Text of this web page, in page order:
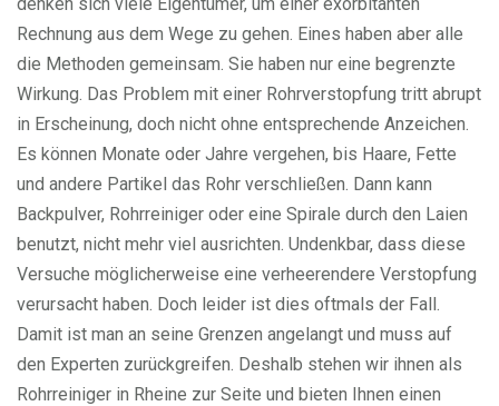
Rechnung aus dem Wege zu gehen. Eines haben aber alle
die Methoden gemeinsam. Sie haben nur eine begrenzte
Wirkung. Das Problem mit einer Rohrverstopfung tritt abrupt
in Erscheinung, doch nicht ohne entsprechende Anzeichen.
Es können Monate oder Jahre vergehen, bis Haare, Fette
und andere Partikel das Rohr verschließen. Dann kann
Backpulver, Rohrreiniger oder eine Spirale durch den Laien
benutzt, nicht mehr viel ausrichten. Undenkbar, dass diese
Versuche möglicherweise eine verheerendere Verstopfung
verursacht haben. Doch leider ist dies oftmals der Fall.
Damit ist man an seine Grenzen angelangt und muss auf
den Experten zurückgreifen. Deshalb stehen wir ihnen als
Rohrreiniger in Rheine zur Seite und bieten Ihnen einen